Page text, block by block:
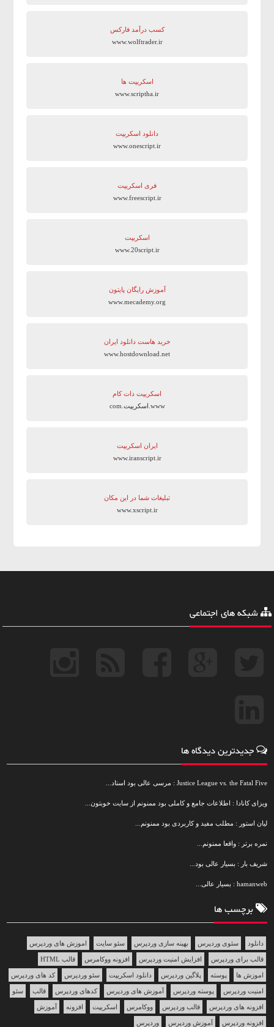
کسب درآمد فارکس
www.wolftrader.ir
اسکریپت ها
www.scriptha.ir
دانلود اسکریپت
www.onescript.ir
فری اسکریپت
www.freescript.ir
اسکریپت
www.20script.ir
آموزش رایگان پایتون
www.mecademy.org
خرید هاست دانلود ایران
www.hostdownload.net
اسکریپت دات کام
www.اسکریپت.com
ایران اسکریپت
www.iranscript.ir
تبلیغات شما در این مکان
www.xscript.ir
شبکه های اجتماعی
جدیدترین دیدگاه ها
Justice League vs. the Fatal Five : مرسی عالی بود استاد...
ویزای کانادا : اطلاعات جامع و کاملی بود ممنونم از سایت خوبتون...
لیان استور : مطلب مفید و کاربردی بود ممنونم...
نمره برتر : واقعا ممنونم...
شریف بار : بسیار عالی بود...
hamanweb : بسیار عالی...
برچسب ها
دانلود سئوی وردپرس بهینه سازی وردپرس سئو سایت اموزش های وردپرس
قالب برای وردپرس افزایش امنیت وردپرس افزونه ووکامرس قالب HTML
اموزش ها پوسته پلاگین وردپرس دانلود اسکریپت سئو وردپرس کد های وردپرس
امنیت وردپرس پوسته وردپرس آموزش های وردپرس کدهای وردپرس قالب سئو
افزونه های وردپرس قالب وردپرس ووکامرس اسکریپت افزونه آموزش
افزونه وردپرس آموزش وردپرس وردپرس